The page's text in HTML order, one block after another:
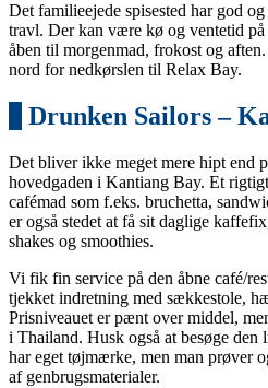
Det familieejede spisested har god
travl. Der kan være kø og ventetid på
åben til morgenmad, frokost og
nord for nedkørslen til Relax Bay.
Drunken Sailors –
Det bliver ikke meget mere hipt end
hovedgaden i Kantiang Bay. Et
cafémad som f.eks. bruchetta,
er også stedet at få sit daglige
shakes og smoothies.
Vi fik fin service på den åbne café/
tjekket indretning med sækkestole,
Prisniveauet er pænt over middel,
i Thailand. Husk også at besøge
har eget tøjmærke, men man prøver
af genbrugsmaterialer.